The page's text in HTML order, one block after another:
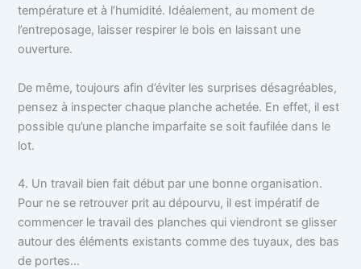
température et à l’humidité. Idéalement, au moment de
l’entreposage, laisser respirer le bois en laissant une
ouverture.
De même, toujours afin d’éviter les surprises désagréables,
pensez à inspecter chaque planche achetée. En effet, il est
possible qu’une planche imparfaite se soit faufilée dans le
lot.
4. Un travail bien fait début par une bonne organisation.
Pour ne se retrouver prit au dépourvu, il est impératif de
commencer le travail des planches qui viendront se glisser
autour des éléments existants comme des tuyaux, des bas
de portes…